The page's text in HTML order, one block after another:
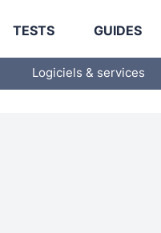
TESTS GUIDES
Logiciels & services